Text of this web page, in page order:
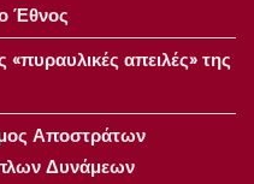
Έθνος
«πυραυλικές απειλές» της
Αποστράτων
Δυνάμεων